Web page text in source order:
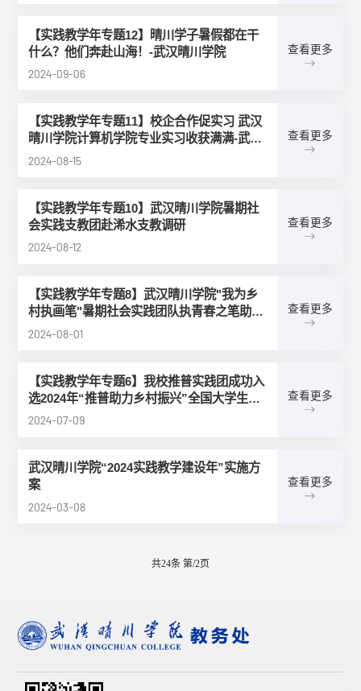
【实践教学年专题12】晴川学子暑假都在干
什么？他们奔赴山海！-武汉晴川学院
2024-09-06
查看更多
【实践教学年专题11】校企合作促实习 武汉
晴川学院计算机学院专业实习收获满满-武汉
晴川学院
2024-08-15
查看更多
【实践教学年专题10】武汉晴川学院暑期社
会实践支教团赴浠水支教调研
2024-08-12
查看更多
【实践教学年专题8】武汉晴川学院"我为乡
村执画笔"暑期社会实践团队执青春之笔助力
乡村振兴-武汉晴川学院
2024-08-01
查看更多
【实践教学年专题6】我校推普实践团成功入
选2024年“推普助力乡村振兴”全国大学生暑
期社会实践志愿服务活动团队-武汉晴川学院
2024-07-09
查看更多
武汉晴川学院“2024实践教学建设年”实施方
案
2024-03-08
查看更多
共24条 第/2页